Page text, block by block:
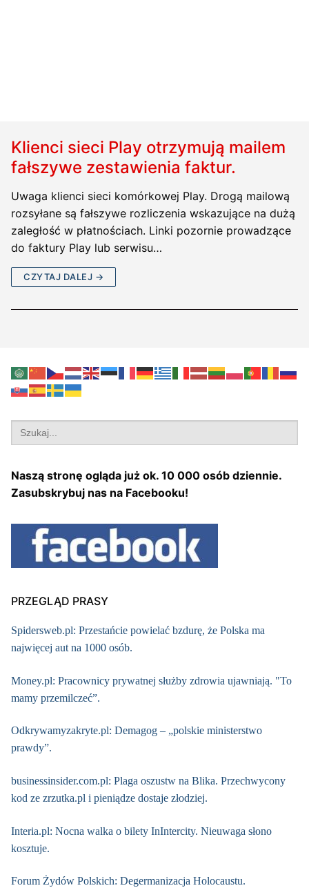
Klienci sieci Play otrzymują mailem
fałszywe zestawienia faktur.
Uwaga klienci sieci komórkowej Play. Drogą mailową
rozsyłane są fałszywe rozliczenia wskazujące na dużą
zaległość w płatnościach. Linki pozornie prowadzące
do faktury Play lub serwisu…
CZYTAJ DALEJ →
Search
for:
Naszą stronę ogląda już ok. 10 000 osób dziennie.
Zasubskrybuj nas na Facebooku!
PRZEGLĄD PRASY
Spidersweb.pl: Przestańcie powielać bzdurę, że Polska ma
najwięcej aut na 1000 osób.
Money.pl: Pracownicy prywatnej służby zdrowia ujawniają. "To
mamy przemilczeć”.
Odkrywamyzakryte.pl: Demagog – „polskie ministerstwo
prawdy”.
businessinsider.com.pl: Plaga oszustw na Blika. Przechwycony
kod ze zrzutka.pl i pieniądze dostaje złodziej.
Interia.pl: Nocna walka o bilety InIntercity. Nieuwaga słono
kosztuje.
Forum Żydów Polskich: Degermanizacja Holocaustu.